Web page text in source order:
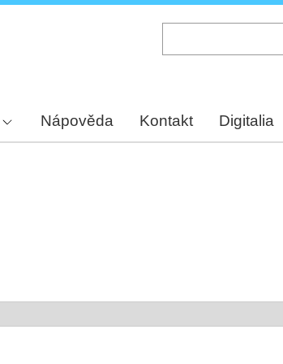
Nápověda Kontakt Digitalia